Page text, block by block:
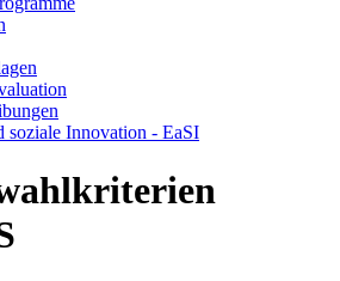
so­zia­le In­no­va­ti­on - Ea­SI